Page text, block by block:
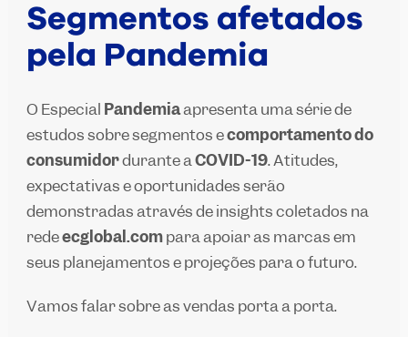
Segmentos afetados
pela Pandemia
O Especial Pandemiaapresenta uma série de
estudos sobre segmentos ecomportamento do
consumidordurante aCOVID-19. Atitudes,
expectativas e oportunidades serão
demonstradas através deinsightscoletados na
redeecglobal.compara apoiar as marcas em
seus planejamentos e projeções para o futuro.
Vamos falar sobre as vendas porta a porta.